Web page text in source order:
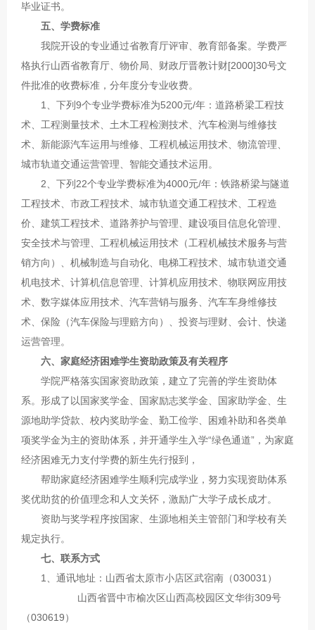
毕业证书。
五、学费标准
我院开设的专业通过省教育厅评审、教育部备案。学费严
格执行山西省教育厅、物价局、财政厅晋教计财[2000]30号文
件批准的收费标准，分年度分专业收费。
1、下列9个专业学费标准为5200元/年：道路桥梁工程技
术、工程测量技术、土木工程检测技术、汽车检测与维修技
术、新能源汽车运用与维修、工程机械运用技术、物流管理、
城市轨道交通运营管理、智能交通技术运用。
2、下列22个专业学费标准为4000元/年：铁路桥梁与隧道
工程技术、市政工程技术、城市轨道交通工程技术、工程造
价、建筑工程技术、道路养护与管理、建设项目信息化管理、
安全技术与管理、工程机械运用技术（工程机械技术服务与营
销方向）、机械制造与自动化、电梯工程技术、城市轨道交通
机电技术、计算机信息管理、计算机应用技术、物联网应用技
术、数字媒体应用技术、汽车营销与服务、汽车车身维修技
术、保险（汽车保险与理赔方向）、投资与理财、会计、快递
运营管理。
六、家庭经济困难学生资助政策及有关程序
学院严格落实国家资助政策，建立了完善的学生资助体
系。形成了以国家奖学金、国家励志奖学金、国家助学金、生
源地助学贷款、校内奖助学金、勤工俭学、困难补助和各类单
项奖学金为主的资助体系，并开通学生入学“绿色通道”，为家庭
经济困难无力支付学费的新生先行报到，
帮助家庭经济困难学生顺利完成学业，努力实现资助体系
奖优助贫的价值理念和人文关怀，激励广大学子成长成才。
资助与奖学程序按国家、生源地相关主管部门和学校有关
规定执行。
七、联系方式
1、通讯地址：山西省太原市小店区武宿南（030031）
山西省晋中市榆次区山西高校园区文华街309号
（030619）